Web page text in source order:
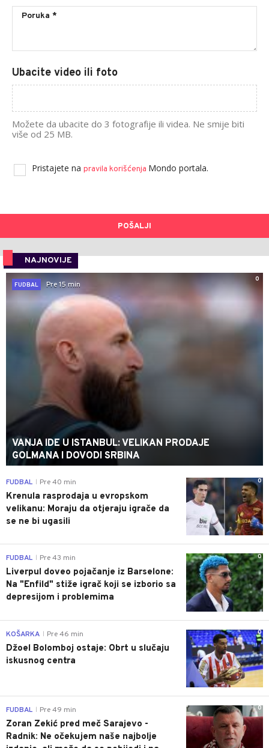
Ubacite video ili foto
Možete da ubacite do 3 fotografije ili videa. Ne smije biti
više od 25 MB.
Pristajete na pravila korišćenja Mondo portala.
POŠALJI
NAJNOVIJE
0
FUDBAL
Pre 15 min
VANJA IDE U ISTANBUL: VELIKAN PRODAJE
GOLMANA I DOVODI SRBINA
0
FUDBAL Pre 40 min
Krenula rasprodaja u evropskom
velikanu: Moraju da otjeraju igrače da
se ne bi ugasili
0
FUDBAL Pre 43 min
Liverpul doveo pojačanje iz Barselone:
Na "Enfild" stiže igrač koji se izborio sa
depresijom i problemima
0
KOŠARKA Pre 46 min
Džoel Bolomboj ostaje: Obrt u slučaju
iskusnog centra
0
FUDBAL Pre 49 min
Zoran Zekić pred meč Sarajevo -
Radnik: Ne očekujem naše najbolje